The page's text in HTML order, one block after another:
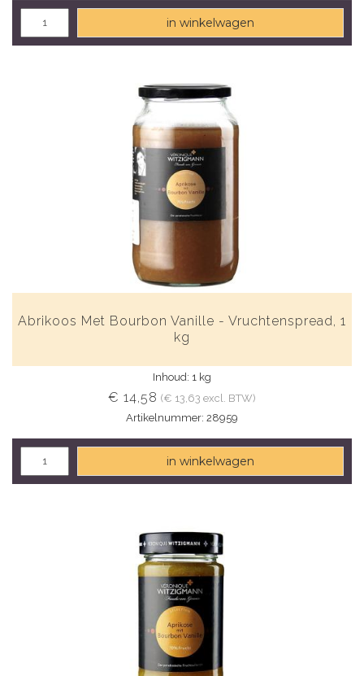
in winkelwagen
Abrikoos Met Bourbon Vanille - Vruchtenspread, 1
kg
Inhoud: 1 kg
€ 14,58 (€ 13,63 excl. BTW)
Artikelnummer: 28959
in winkelwagen